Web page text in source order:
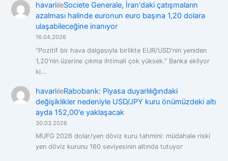
havarii̇leSociete Generale, İran'daki çatışmaların
azalması halinde euronun euro başına 1,20 dolara
ulaşabileceğine inanıyor
16.04.2026
"Pozitif bir hava dalgasıyla birlikte EUR/USD'nin yeniden
1,20'nin üzerine çıkma ihtimali çok yüksek." Banka ekliyor
ki...
havarii̇leRabobank: Piyasa duyarlılığındaki
değişiklikler nedeniyle USD/JPY kuru önümüzdeki altı
ayda 152,00'e yaklaşacak
30.03.2026
MUFG 2026 dolar/yen döviz kuru tahmini: müdahale riski
yen döviz kurunu 160 seviyesinin altında tutuyor